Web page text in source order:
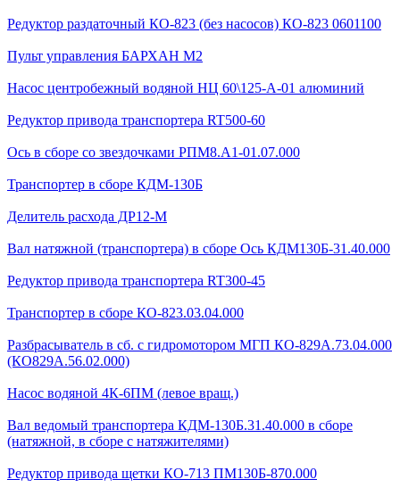
Редуктор раздаточный КО-823 (без насосов) КО-823 0601100
Пульт управления БАРХАН М2
Насос центробежный водяной НЦ 60\125-А-01 алюминий
Редуктор привода транспортера RT500-60
Ось в сборе со звездочками РПМ8.А1-01.07.000
Транспортер в сборе КДМ-130Б
Делитель расхода ДР12-М
Вал натяжной (транспортера) в сборе Ось КДМ130Б-31.40.000
Редуктор привода транспортера RT300-45
Транспортер в сборе КО-823.03.04.000
Разбрасыватель в сб. с гидромотором МГП КО-829А.73.04.000
(КО829А.56.02.000)
Насос водяной 4К-6ПМ (левое вращ.)
Вал ведомый транспортера КДМ-130Б.31.40.000 в сборе
(натяжной, в сборе с натяжителями)
Редуктор привода щетки КО-713 ПМ130Б-870.000